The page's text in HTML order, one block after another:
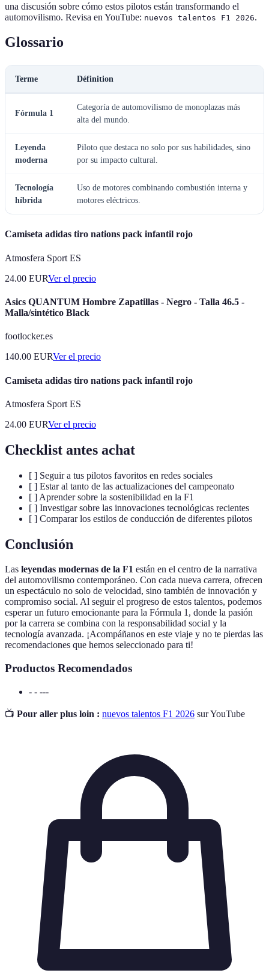
una discusión sobre cómo estos pilotos están transformando el
automovilismo. Revisa en YouTube: nuevos talentos F1 2026.
Glossario
Terme Définition
Fórmula 1
Categoría de automovilismo de monoplazas más
alta del mundo.
Leyenda
moderna
Piloto que destaca no solo por sus habilidades, sino
por su impacto cultural.
Tecnología
híbrida
Uso de motores combinando combustión interna y
motores eléctricos.
Camiseta adidas tiro nations pack infantil rojo
Atmosfera Sport ES
24.00 EURVer el precio
Asics QUANTUM Hombre Zapatillas - Negro - Talla 46.5 -
Malla/sintético Black
footlocker.es
140.00 EURVer el precio
Camiseta adidas tiro nations pack infantil rojo
Atmosfera Sport ES
24.00 EURVer el precio
Checklist antes achat
[ ] Seguir a tus pilotos favoritos en redes sociales
[ ] Estar al tanto de las actualizaciones del campeonato
[ ] Aprender sobre la sostenibilidad en la F1
[ ] Investigar sobre las innovaciones tecnológicas recientes
[ ] Comparar los estilos de conducción de diferentes pilotos
Conclusión
Las leyendas modernas de la F1 están en el centro de la narrativa
del automovilismo contemporáneo. Con cada nueva carrera, ofrecen
un espectáculo no solo de velocidad, sino también de innovación y
compromiso social. Al seguir el progreso de estos talentos, podemos
esperar un futuro emocionante para la Fórmula 1, donde la pasión
por la carrera se combina con la responsabilidad social y la
tecnología avanzada. ¡Acompáñanos en este viaje y no te pierdas las
recomendaciones que hemos seleccionado para ti!
Productos Recomendados
- - ---
📺 Pour aller plus loin : nuevos talentos F1 2026 sur YouTube